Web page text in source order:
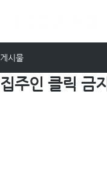
게시물
집주인 클릭 금지